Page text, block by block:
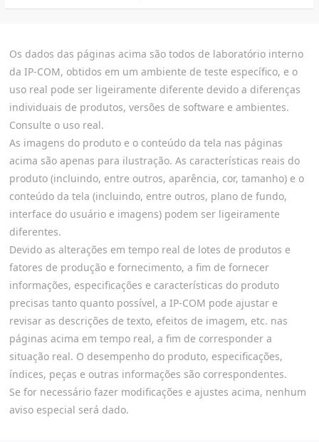
Os dados das páginas acima são todos de laboratório interno
da IP-COM, obtidos em um ambiente de teste específico, e o
uso real pode ser ligeiramente diferente devido a diferenças
individuais de produtos, versões de software e ambientes.
Consulte o uso real.
As imagens do produto e o conteúdo da tela nas páginas
acima são apenas para ilustração. As características reais do
produto (incluindo, entre outros, aparência, cor, tamanho) e o
conteúdo da tela (incluindo, entre outros, plano de fundo,
interface do usuário e imagens) podem ser ligeiramente
diferentes.
Devido as alterações em tempo real de lotes de produtos e
fatores de produção e fornecimento, a fim de fornecer
informações, especificações e características do produto
precisas tanto quanto possível, a IP-COM pode ajustar e
revisar as descrições de texto, efeitos de imagem, etc. nas
páginas acima em tempo real, a fim de corresponder a
situação real. O desempenho do produto, especificações,
índices, peças e outras informações são correspondentes.
Se for necessário fazer modificações e ajustes acima, nenhum
aviso especial será dado.